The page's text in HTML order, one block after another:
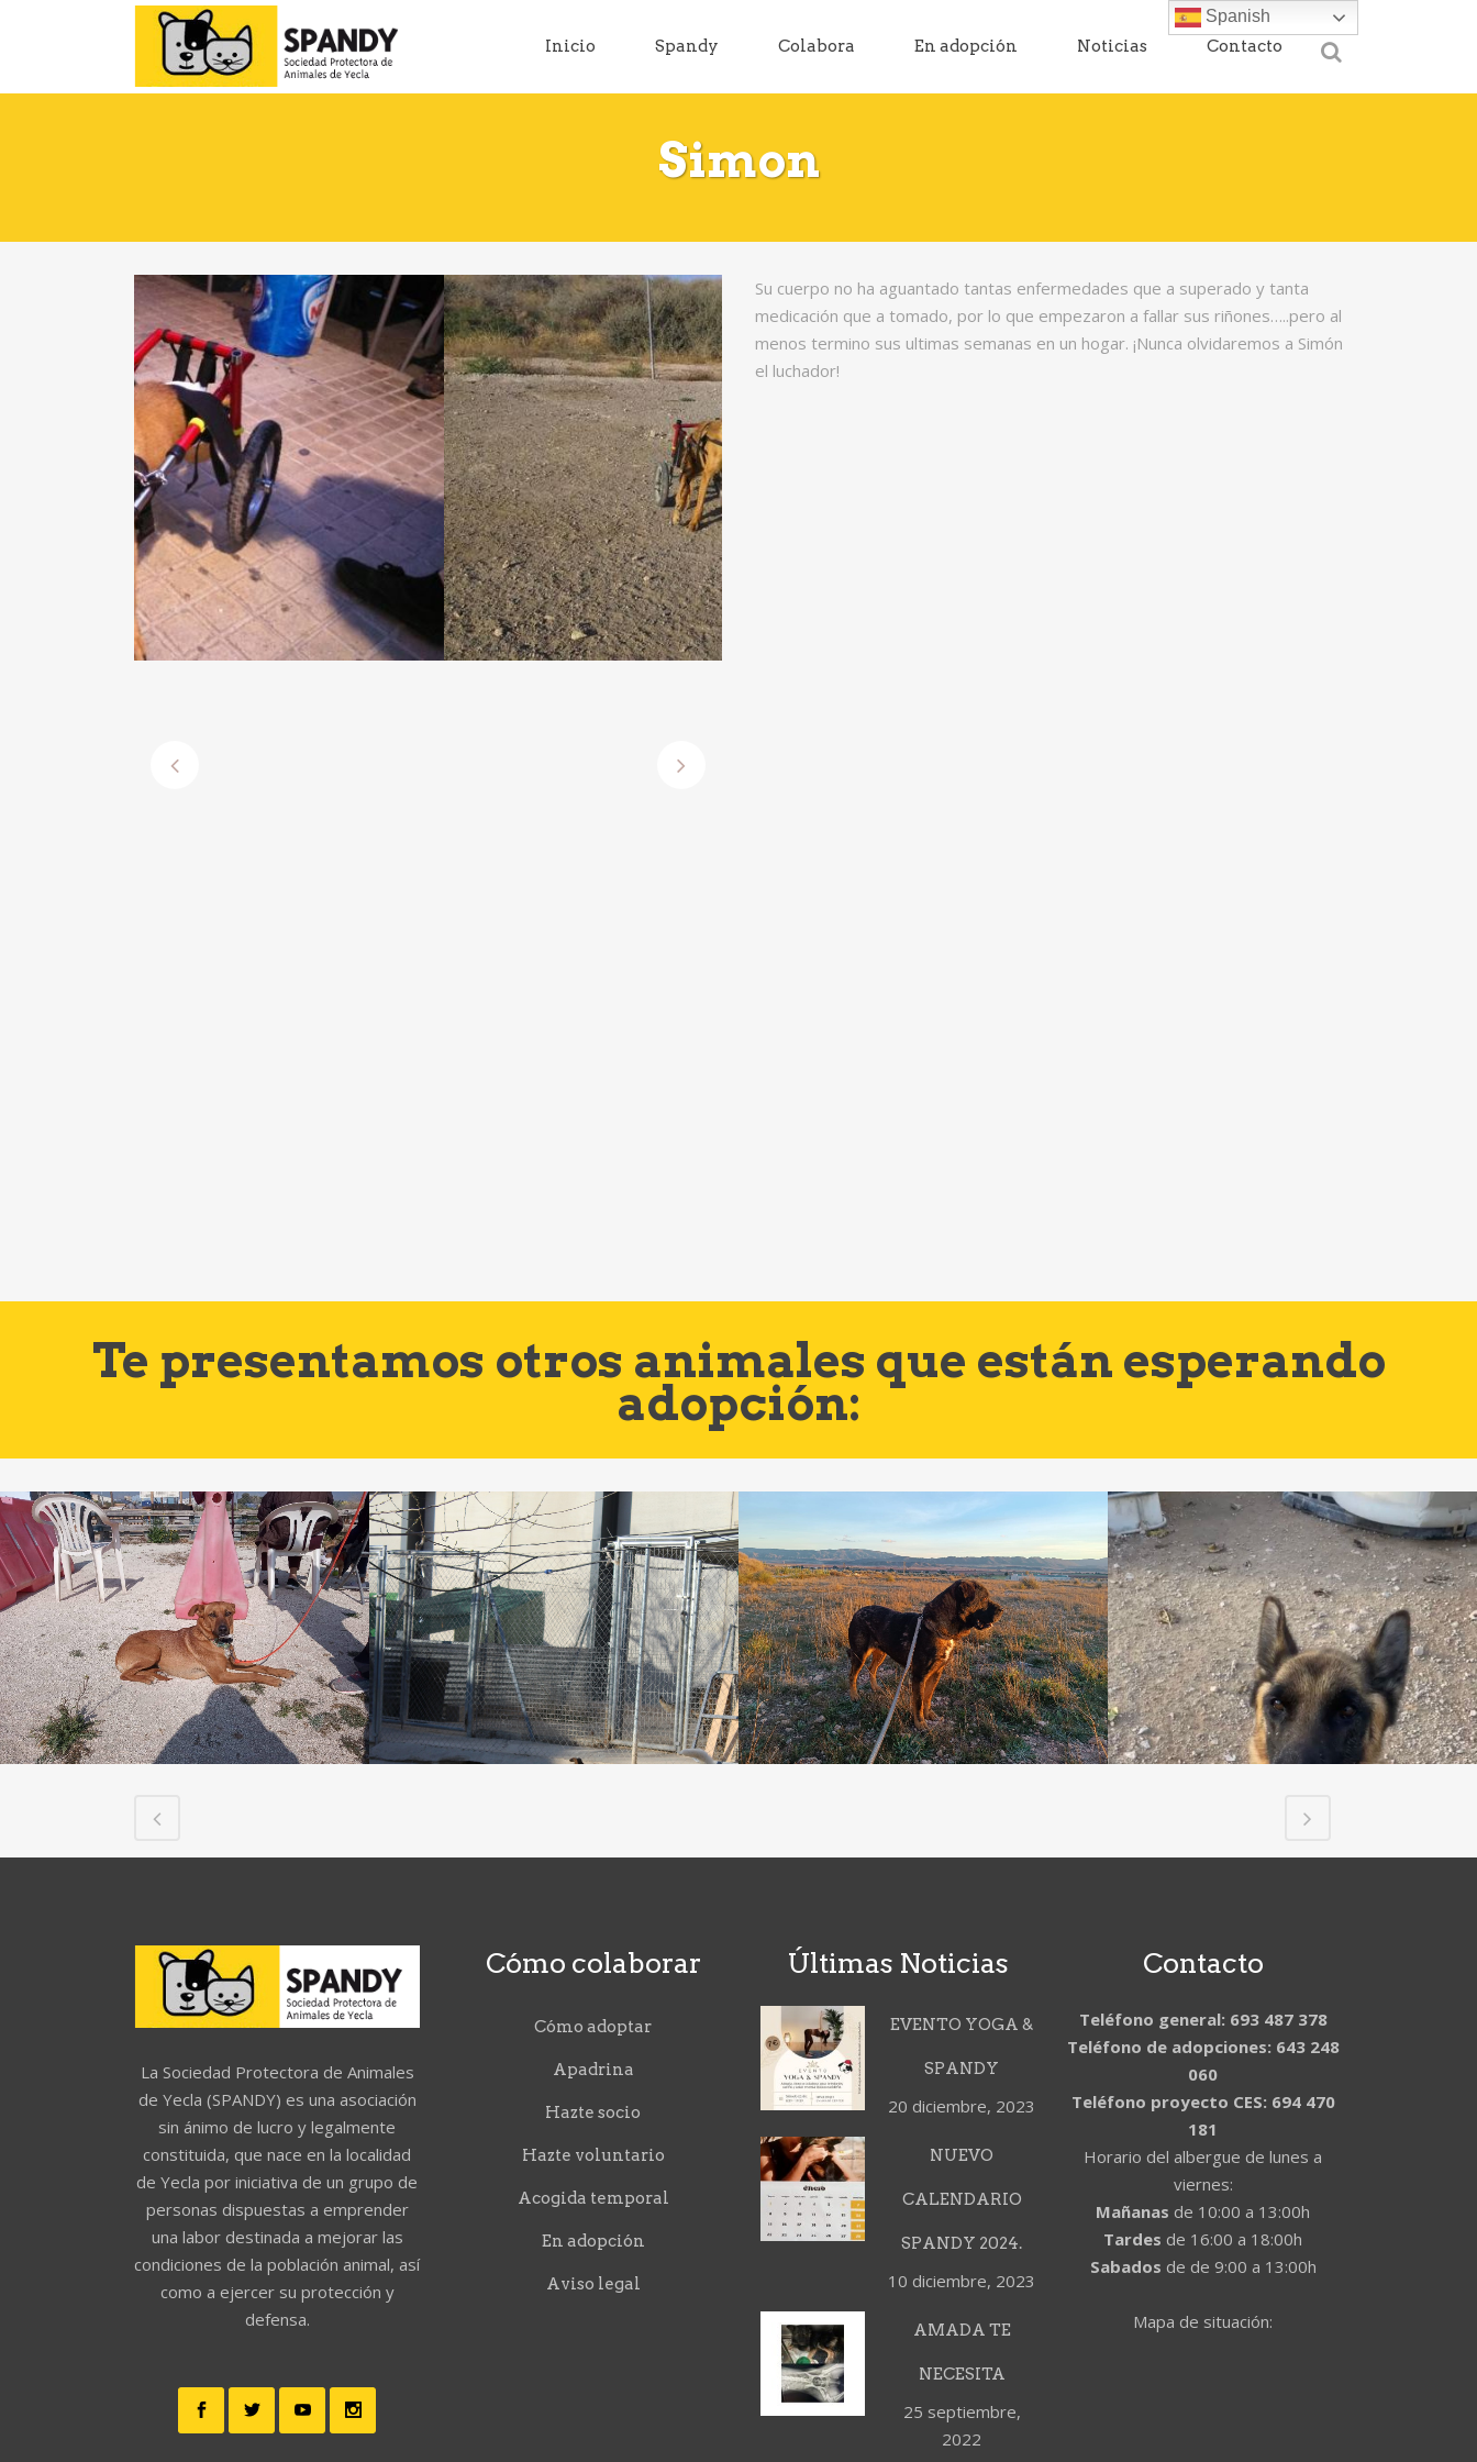
Inicio Spandy Colabora En adopción Noticias Contacto
Simon
Su cuerpo no ha aguantado tantas enfermedades que a superado y tanta
medicación que a tomado, por lo que empezaron a fallar sus riñones…..pero al
menos termino sus ultimas semanas en un hogar. ¡Nunca olvidaremos a Simón
el luchador!
Te presentamos otros animales que están esperando
adopción:
La Sociedad Protectora de Animales
de Yecla (SPANDY) es una asociación
sin ánimo de lucro y legalmente
constituida, que nace en la localidad
de Yecla por iniciativa de un grupo de
personas dispuestas a emprender
una labor destinada a mejorar las
condiciones de la población animal, así
como a ejercer su protección y
defensa.
Cómo colaborar
Cómo adoptar
Apadrina
Hazte socio
Hazte voluntario
Acogida temporal
En adopción
Aviso legal
Últimas Noticias
EVENTO YOGA &
SPANDY
20 diciembre, 2023
NUEVO
CALENDARIO
SPANDY 2024.
10 diciembre, 2023
AMADA TE
NECESITA
25 septiembre,
2022
Contacto
Teléfono general: 693 487 378
Teléfono de adopciones: 643 248
060
Teléfono proyecto CES: 694 470
181
Horario del albergue de lunes a
viernes:
Mañanas de 10:00 a 13:00h
Tardes de 16:00 a 18:00h
Sabados de de 9:00 a 13:00h
Mapa de situación:
Spanish